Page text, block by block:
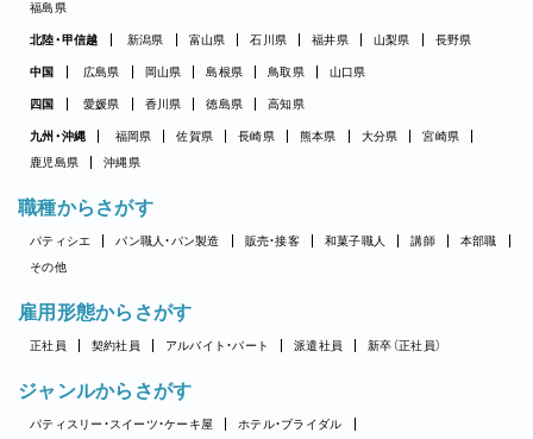
福島県
北陸・甲信越 新潟県 富山県 石川県 福井県 山梨県 長野県
中国 広島県 岡山県 島根県 鳥取県 山口県
四国 愛媛県 香川県 徳島県 高知県
九州・沖縄 福岡県 佐賀県 長崎県 熊本県 大分県
宮崎県
鹿児島県
沖縄県
職種からさがす
パティシエ パン職人・パン製造 販売・接客 和菓子職人 講師
本部職
その他
雇用形態からさがす
正社員 契約社員 アルバイト・パート 派遣社員 新卒（正社員）
ジャンルからさがす
パティスリー・スイーツ・ケーキ屋
ホテル・ブライダル